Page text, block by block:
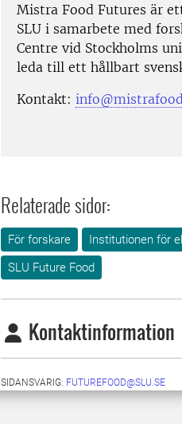
Mistra Food Futures är
SLU i samarbete med
Centre vid Stockholms
leda till ett hållbart
Kontakt:
Relaterade sidor:
För forskare Institutionen för
SLU Future Food
Kontaktinformation
SIDANSVARIG: FUTUREFOOD@SLU.SE